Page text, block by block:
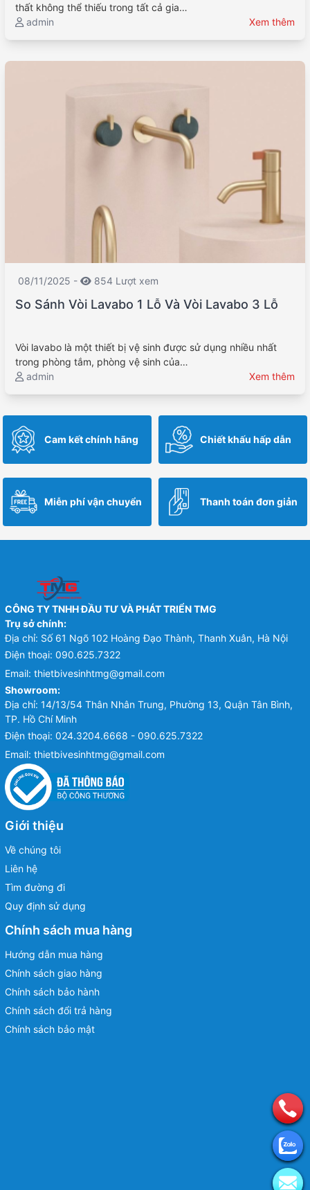
thất không thể thiếu trong tất cả gia…
admin
Xem thêm
08/11/2025 - 854 Lượt xem
So Sánh Vòi Lavabo 1 Lỗ Và Vòi Lavabo 3 Lỗ
Vòi lavabo là một thiết bị vệ sinh được sử dụng nhiều nhất
trong phòng tắm, phòng vệ sinh của…
admin
Xem thêm
Cam kết chính hãng Chiết khấu hấp dẫn
Miễn phí vận chuyển Thanh toán đơn giản
CÔNG TY TNHH ĐẦU TƯ VÀ PHÁT TRIỂN TMG
Trụ sở chính:
Địa chỉ: Số 61 Ngõ 102 Hoàng Đạo Thành, Thanh Xuân, Hà Nội
Điện thoại: 090.625.7322
Email: thietbivesinhtmg@gmail.com
Showroom:
Địa chỉ: 14/13/54 Thân Nhân Trung, Phường 13, Quận Tân Bình,
TP. Hồ Chí Minh
Điện thoại: 024.3204.6668 - 090.625.7322
Email: thietbivesinhtmg@gmail.com
Giới thiệu
Về chúng tôi
Liên hệ
Tìm đường đi
Quy định sử dụng
Chính sách mua hàng
Hướng dẫn mua hàng
Chính sách giao hàng
Chính sách bảo hành
Chính sách đổi trả hàng
Chính sách bảo mật